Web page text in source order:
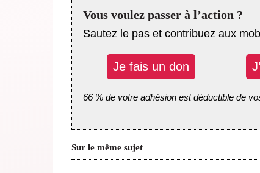
Vous voulez passer à l’action ?
Sautez le pas et contribuez aux
Je fais un don
66 % de votre adhésion est déductible de
Sur le même sujet